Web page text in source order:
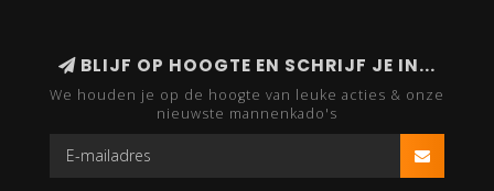
BLIJF OP HOOGTE EN SCHRIJF JE IN...
We houden je op de hoogte van leuke acties & onze
nieuwste mannenkado's